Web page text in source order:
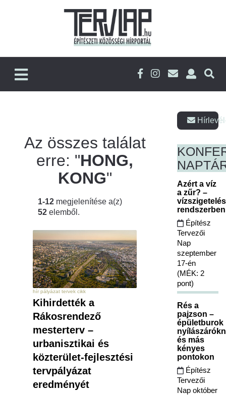
Az összes találat
erre: "HONG,
KONG"
1-12 megjelenítése a(z)
52 elemből.
hír pályázat tervek cikk
Kihirdették a
Rákosrendező
mesterterv –
urbanisztikai és
közterület-fejlesztési
tervpályázat
eredményét
Azért a víz
a zűr? –
Építész
Tervezői
Nap
szeptember
17-én
(MÉK: 2
pont)
Rés a
pajzson –
épületburok
és más
kényes
pontokon
Építész
Tervezői
Nap október